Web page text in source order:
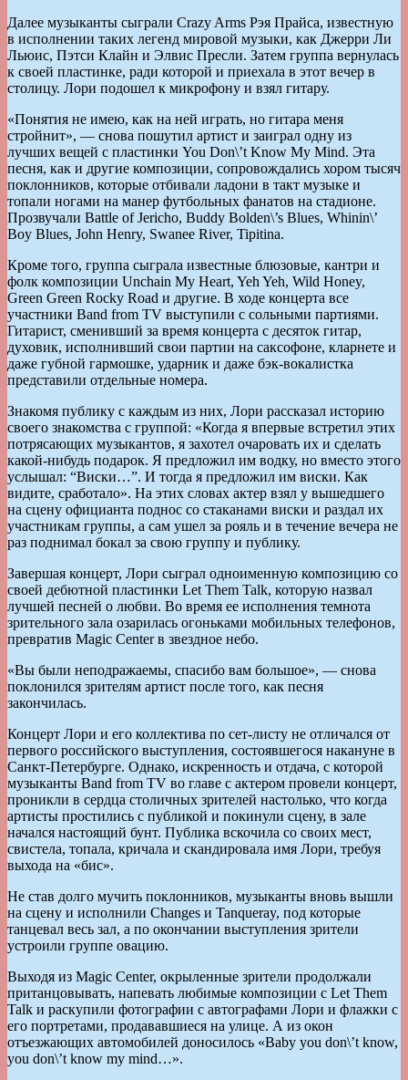
Далее музыканты сыграли Crazy Arms Рэя Прайса, известную
в исполнении таких легенд мировой музыки, как Джерри Ли
Льюис, Пэтси Клайн и Элвис Пресли. Затем группа вернулась
к своей пластинке, ради которой и приехала в этот вечер в
столицу. Лори подошел к микрофону и взял гитару.
«Понятия не имею, как на ней играть, но гитара меня
стройнит», — снова пошутил артист и заиграл одну из
лучших вещей с пластинки You Don\’t Know My Mind. Эта
песня, как и другие композиции, сопровождались хором тысяч
поклонников, которые отбивали ладони в такт музыке и
топали ногами на манер футбольных фанатов на стадионе.
Прозвучали Battle of Jericho, Buddy Bolden\’s Blues, Whinin\’
Boy Blues, John Henry, Swanee River, Tipitina.
Кроме того, группа сыграла известные блюзовые, кантри и
фолк композиции Unchain My Heart, Yeh Yeh, Wild Honey,
Green Green Rocky Road и другие. В ходе концерта все
участники Band from TV выступили с сольными партиями.
Гитарист, сменивший за время концерта с десяток гитар,
духовик, исполнивший свои партии на саксофоне, кларнете и
даже губной гармошке, ударник и даже бэк-вокалистка
представили отдельные номера.
Знакомя публику с каждым из них, Лори рассказал историю
своего знакомства с группой: «Когда я впервые встретил этих
потрясающих музыкантов, я захотел очаровать их и сделать
какой-нибудь подарок. Я предложил им водку, но вместо этого
услышал: “Виски…”. И тогда я предложил им виски. Как
видите, сработало». На этих словах актер взял у вышедшего
на сцену официанта поднос со стаканами виски и раздал их
участникам группы, а сам ушел за рояль и в течение вечера не
раз поднимал бокал за свою группу и публику.
Завершая концерт, Лори сыграл одноименную композицию со
своей дебютной пластинки Let Them Talk, которую назвал
лучшей песней о любви. Во время ее исполнения темнота
зрительного зала озарилась огоньками мобильных телефонов,
превратив Magic Center в звездное небо.
«Вы были неподражаемы, спасибо вам большое», — снова
поклонился зрителям артист после того, как песня
закончилась.
Концерт Лори и его коллектива по сет-листу не отличался от
первого российского выступления, состоявшегося накануне в
Санкт-Петербурге. Однако, искренность и отдача, с которой
музыканты Band from TV во главе с актером провели концерт,
проникли в сердца столичных зрителей настолько, что когда
артисты простились с публикой и покинули сцену, в зале
начался настоящий бунт. Публика вскочила со своих мест,
свистела, топала, кричала и скандировала имя Лори, требуя
выхода на «бис».
Не став долго мучить поклонников, музыканты вновь вышли
на сцену и исполнили Changes и Tanqueray, под которые
танцевал весь зал, а по окончании выступления зрители
устроили группе овацию.
Выходя из Magic Center, окрыленные зрители продолжали
пританцовывать, напевать любимые композиции с Let Them
Talk и раскупили фотографии с автографами Лори и флажки с
его портретами, продававшиеся на улице. А из окон
отъезжающих автомобилей доносилось «Baby you don\’t know,
you don\’t know my mind…».